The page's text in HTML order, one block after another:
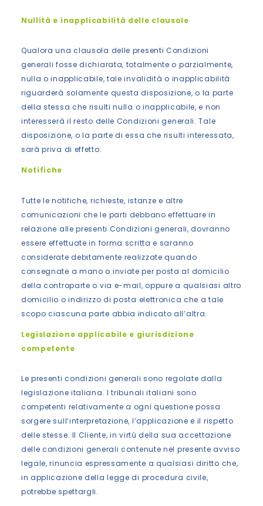
Nullità e inapplicabilità delle clausole
Qualora una clausola delle presenti Condizioni
generali fosse dichiarata, totalmente o parzialmente,
nulla o inapplicabile, tale invalidità o inapplicabilità
riguarderà solamente questa disposizione, o la parte
della stessa che risulti nulla o inapplicabile, e non
interesserà il resto delle Condizioni generali. Tale
disposizione, o la parte di essa che risulti interessata,
sarà priva di effetto.
Notifiche
Tutte le notifiche, richieste, istanze e altre
comunicazioni che le parti debbano effettuare in
relazione alle presenti Condizioni generali, dovranno
essere effettuate in forma scritta e saranno
considerate debitamente realizzate quando
consegnate a mano o inviate per posta al domicilio
della controparte o via e-mail, oppure a qualsiasi altro
domicilio o indirizzo di posta elettronica che a tale
scopo ciascuna parte abbia indicato all’altra.
Legislazione applicabile e giurisdizione
competente
Le presenti condizioni generali sono regolate dalla
legislazione italiana. I tribunali italiani sono
competenti relativamente a ogni questione possa
sorgere sull’interpretazione, l’applicazione e il rispetto
delle stesse. Il Cliente, in virtù della sua accettazione
delle condizioni generali contenute nel presente avviso
legale, rinuncia espressamente a qualsiasi diritto che,
in applicazione della legge di procedura civile,
potrebbe spettargli.